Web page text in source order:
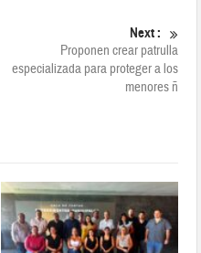
Next :
Proponen crear patrulla
especializada para proteger a los
menores ñ